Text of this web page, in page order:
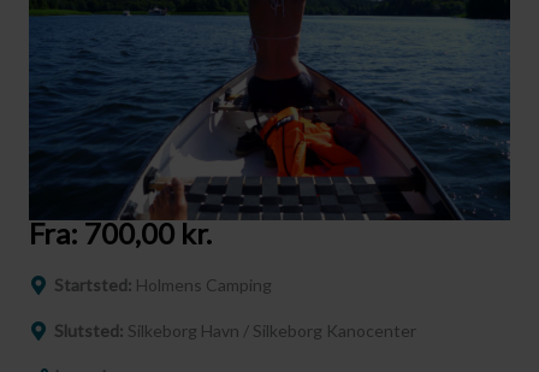
Fra: 700,00 kr.
Startsted: Holmens Camping
Slutsted: Silkeborg Havn / Silkeborg Kanocenter